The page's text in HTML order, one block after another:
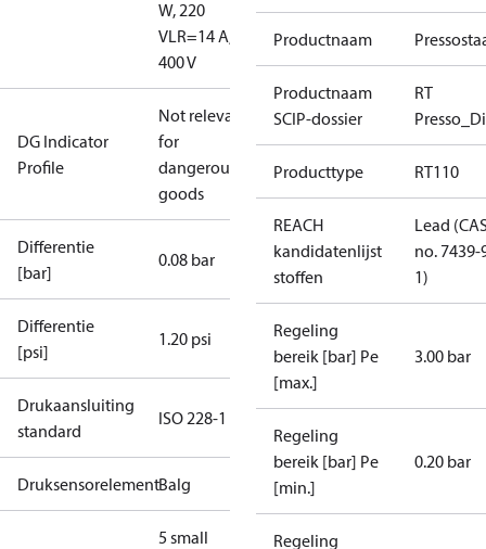
W, 220
VLR=14 A,
400 V
DG Indicator
Profile
Not relevant
for
dangerous
goods
Differentie
[bar]
0.08 bar
Differentie
[psi]
1.20 psi
Drukaansluiting
standard
ISO 228-1
DruksensorelementBalg
5 small
Productnaam
Productnaam
SCIP-dossier
RT
Producttype RT110
REACH
kandidatenlijst
stoffen
Lead
no. 7439-
1)
Regeling
bereik [bar] Pe
[max.]
3.00 bar
Regeling
bereik [bar] Pe
[min.]
0.20 bar
Regeling